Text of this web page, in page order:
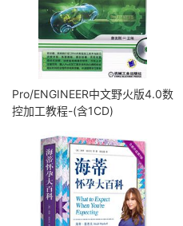
Pro/ENGINEER中文野火版4.0数
控加工教程-(含1CD)